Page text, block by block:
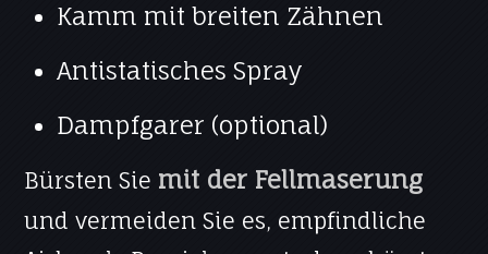
Kamm mit breiten Zähnen
Antistatisches Spray
Dampfgarer (optional)
Bürsten Sie mit der Fellmaserung
und vermeiden Sie es, empfindliche